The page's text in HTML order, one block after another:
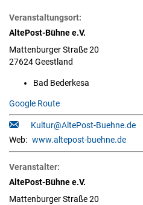
Veranstaltungsort:
AltePost-Bühne e.V.
Mattenburger Straße 20
27624 Geestland
Bad Bederkesa
Google Route
Kultur@AltePost-Buehne.de
Web: www.altepost-buehne.de
Veranstalter:
AltePost-Bühne e.V.
Mattenburger Straße 20